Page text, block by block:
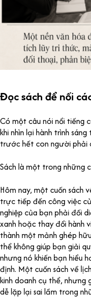
Đọc sách để nối
Có một câu nói nổi tiếng
khi nhìn lại hành trình
trước hết con người phải
Sách là một trong những
Hôm nay, một cuốn sách
trực tiếp đến công việc
nghiệp của bạn phải đối
xanh hoặc thay đổi hành
thành một mảnh ghép
thể không giúp bạn giải
nhưng nó khiến bạn hiểu
định. Một cuốn sách về
kinh doanh cụ thể,
dễ lặp lại sai lầm trong